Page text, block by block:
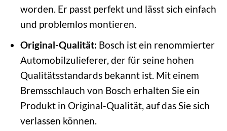
worden. Er passt perfekt und lässt sich einfach
und problemlos montieren.
Original-Qualität: Bosch ist ein renommierter
Automobilzulieferer, der für seine hohen
Qualitätsstandards bekannt ist. Mit einem
Bremsschlauch von Bosch erhalten Sie ein
Produkt in Original-Qualität, auf das Sie sich
verlassen können.